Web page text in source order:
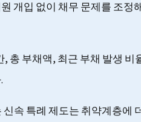
개입 없이 채무 문제를 조정
총 부채액, 최근 부채 발생 비
신속 특례 제도는 취약계층에